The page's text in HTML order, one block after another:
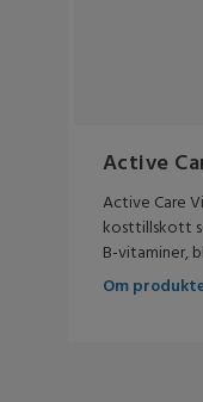
Active
Active Care
kosttillskott
B-vitaminer,
Om